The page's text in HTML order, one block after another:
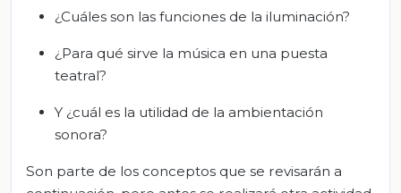
¿Cuáles son las funciones de la iluminación?
¿Para qué sirve la música en una puesta
teatral?
Y ¿cuál es la utilidad de la ambientación
sonora?
Son parte de los conceptos que se revisarán a